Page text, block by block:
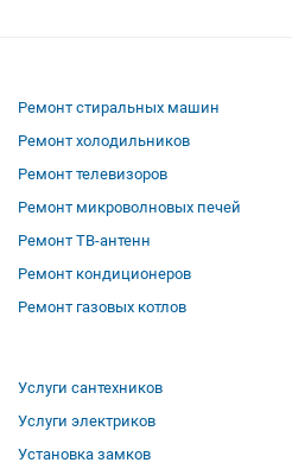
Ремонт стиральных машин
Ремонт холодильников
Ремонт телевизоров
Ремонт микроволновых печей
Ремонт ТВ-антенн
Ремонт кондиционеров
Ремонт газовых котлов
Услуги сантехников
Услуги электриков
Установка замков